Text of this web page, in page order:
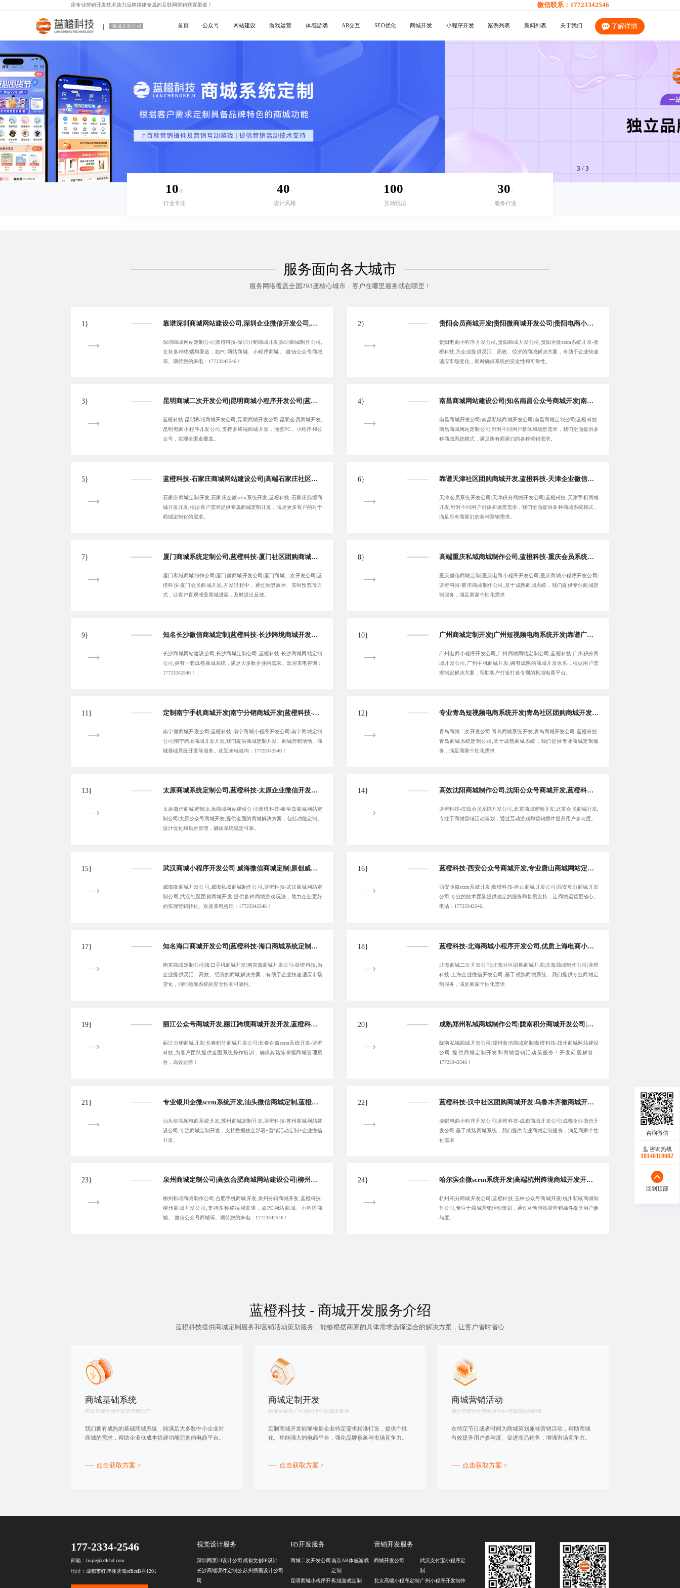
用专业营销开发技术助力品牌搭建专属的互联网营销获客渠道！ 微信联系： 17723342546
商城开发公司 首页 公众号 网站建设 游戏运营 体感游戏 AR交互 SEO优化 商城开发 小程序开发 案例列表 新闻列表 关于我们 了解详情
3 / 3
10年
行业专注
40+
设计风格
100+
互动玩法
30+
服务行业
服务面向各大城市
服务网络覆盖全国293座核心城市，客户在哪里服务就在哪里！
1} 靠谱深圳商城网站建设公司,深圳企业微信开发公司,深圳商城网站定制公司,蓝橙科技-深圳分销商城开发-专注定制
深圳商城网站定制公司|蓝橙科技-深圳分销商城开发|深圳商城制作公司,
支持多种终端和渠道，如PC网站商城、小程序商城、 微信公众号商城
等。期待您的来电：17723342546！
2} 贵阳会员商城开发|贵阳微商城开发公司|贵阳电商小程序开发公司|蓝橙科技-贵阳商城开发公司-10年经验
贵阳电商小程序开发公司,贵阳商城开发公司,贵阳企微scrm系统开发-蓝
橙科技,为企业提供灵活、高效、经济的商城解决方案，有助于企业快速
适应市场变化，同时确保系统的安全性和可靠性。
3} 昆明商城二次开发公司|昆明商城小程序开发公司|蓝橙科技-定制昆明私域商城开发公司|昆明商城开发公司-专注定制
蓝橙科技-昆明私域商城开发公司,昆明商城开发公司,昆明会员商城开发,
昆明电商小程序开发公司,支持多终端商城开发，涵盖PC、小程序和公
众号，实现全渠道覆盖。
4} 南昌商城网站建设公司|知名南昌公众号商城开发|南昌商城开发公司|蓝橙科技-南昌私域商城开发公司-实现数字化转型
南昌商城开发公司|南昌私域商城开发公司|南昌商城定制公司|蓝橙科技-
南昌商城网站定制公司,针对不同用户群体和场景需求，我们全面提供多
种商城系统模式，满足所有商家们的各种营销需求。
5} 蓝橙科技-石家庄商城网站建设公司|高端石家庄社区团购商城开发|石家庄商城定制开发|石家庄企微scrm系统开发-值得您的信赖:17723342546
石家庄商城定制开发,石家庄企微scrm系统开发,蓝橙科技-石家庄跨境商
城开发开发,根据客户需求提供专属商城定制开发，满足更多客户的对于
商城定制化的需求。
6} 靠谱天津社区团购商城开发,蓝橙科技-天津企业微信开发公司,天津会员系统开发公司,天津积分商城开发公司-提供长期性服务
天津会员系统开发公司|天津积分商城开发公司|蓝橙科技-天津手机商城
开发,针对不同用户群体和场景需求，我们全面提供多种商城系统模式，
满足所有商家们的各种营销需求。
7} 厦门商城系统定制公司,蓝橙科技-厦门社区团购商城开发,高端厦门私域商城制作公司,厦门微商城开发公司-服务性价比高
厦门私域商城制作公司|厦门微商城开发公司|厦门商城二次开发公司|蓝
橙科技-厦门会员商城开发,开发过程中，通过原型展示、实时预览等方
式，让客户直观感受商城进展，及时提出反馈。
8} 高端重庆私域商城制作公司,蓝橙科技-重庆会员系统开发公司,重庆微信商城定制-助力品牌高效发展
重庆微信商城定制|重庆电商小程序开发公司|重庆商城小程序开发公司|
蓝橙科技-重庆商城制作公司,基于成熟商城系统，我们提供专业商城定
制服务，满足商家个性化需求
9} 知名长沙微信商城定制|蓝橙科技-长沙跨境商城开发开发|长沙商城网站建设公司
长沙商城网站建设公司,长沙商城定制公司,蓝橙科技-长沙商城网站定制
公司,拥有一套成熟商城系统，满足大多数企业的需求。欢迎来电咨询：
17723342546！
10} 广州商城定制开发|广州短视频电商系统开发|靠谱广州电商小程序开发公司-蓝橙科技-一站式整包服务
广州电商小程序开发公司,广州商城网站定制公司,蓝橙科技-广州积分商
城开发公司,广州手机商城开发,拥有成熟的商城开发体系，根据用户需
求制定解决方案，帮助客户打造打造专属的私域电商平台。
11} 定制南宁手机商城开发|南宁分销商城开发|蓝橙科技-南宁微商城开发公司|南宁商城小程序开发公司-提供专属服务
南宁微商城开发公司|蓝橙科技-南宁商城小程序开发公司|南宁商城定制
公司|南宁跨境商城开发开发,我们提供商城定制开发、商城营销活动、商
城基础系统开发等服务。欢迎来电咨询：17723342546！
12} 专业青岛短视频电商系统开发|青岛社区团购商城开发|青岛商城二次开发公司|蓝橙科技-青岛商城系统开发-10年经验
青岛商城二次开发公司,青岛商城系统开发,青岛商城开发公司,蓝橙科技-
青岛商城系统定制公司,基于成熟商城系统，我们提供专业商城定制服
务，满足商家个性化需求
13} 太原商城系统定制公司,蓝橙科技-太原企业微信开发公司,专业太原微信商城定制,太原商城网站建设公司-稳定可靠专业
太原微信商城定制|太原商城网站建设公司|蓝橙科技-秦皇岛商城网站定
制公司|太原公众号商城开发,提供全面的商城解决方案，包括功能定制、
设计优化和后台管理，确保系统稳定可靠。
14} 高效沈阳商城制作公司,沈阳公众号商城开发,蓝橙科技-沈阳会员系统开发公司,北京商城定制开发-致力于合作共赢
蓝橙科技-沈阳会员系统开发公司,北京商城定制开发,北京会员商城开发,
专注于商城营销活动策划，通过互动游戏和营销插件提升用户参与度。
15} 武汉商城小程序开发公司|威海微信商城定制|原创威海微商城开发公司-蓝橙科技-欢迎来电:17723342546
威海微商城开发公司,威海私域商城制作公司,蓝橙科技-武汉商城网站定
制公司,武汉社区团购商城开发,提供多种商城游戏玩法，助力企业更好
的实现营销转化。欢迎来电咨询：17723342546！
16} 蓝橙科技-西安公众号商城开发,专业唐山商城网站定制公司,西安企微scrm系统开发,唐山商城开发公司-服务高效
西安企微scrm系统开发|蓝橙科技-唐山商城开发公司|西安积分商城开发
公司,专业的技术团队提供稳定的服务和售后支持，让商城运营更省心。
电话：17723342546。
17} 知名海口商城开发公司|蓝橙科技-海口商城系统定制公司|南京商城定制公司-服务全国客户
南京商城定制公司|海口手机商城开发|南京微商城开发公司-蓝橙科技,为
企业提供灵活、高效、经济的商城解决方案，有助于企业快速适应市场
变化，同时确保系统的安全性和可靠性。
18} 蓝橙科技-北海商城小程序开发公司,优质上海电商小程序开发公司,北海商城二次开发公司,北海社区团购商城开发-助力品牌高效发展
北海商城二次开发公司|北海社区团购商城开发|北海商城制作公司|蓝橙
科技-上海企业微信开发公司,基于成熟商城系统，我们提供专业商城定
制服务，满足商家个性化需求
19} 丽江公众号商城开发,丽江跨境商城开发开发,蓝橙科技-专注丽江分销商城开发,长春积分商城开发公司-10年经验
丽江分销商城开发|长春积分商城开发公司|长春企微scrm系统开发-蓝橙
科技,为客户团队提供全面系统操作培训，确保其熟练掌握商城管理后
台，高效运营！
20} 成熟郑州私域商城制作公司|陇南积分商城开发公司|陇南私域商城开发公司-蓝橙科技-欢迎来电:17723342546
陇南私域商城开发公司|郑州微信商城定制|蓝橙科技-郑州商城网站建设
公司,提供商城定制开发和商城营销活动策服务！开发问题解答：
17723342546！
21} 专业银川企微scrm系统开发,汕头微信商城定制,蓝橙科技-汕头短视频电商系统开发,苏州商城定制开发-确保长期稳定运行
汕头短视频电商系统开发,苏州商城定制开发,蓝橙科技-苏州商城网站建
设公司,专注商城定制开发，支持数据独立部署+营销活动定制+企业微信
开发。
22} 蓝橙科技-汉中社区团购商城开发|乌鲁木齐微商城开发公司|高效成都电商小程序开发公司-提供专属服务
成都电商小程序开发公司|蓝橙科技-成都商城开发公司|成都企业微信开
发公司,基于成熟商城系统，我们提供专业商城定制服务，满足商家个性
化需求
23} 泉州商城定制公司|高效合肥商城网站建设公司|柳州私域商城制作公司|蓝橙科技-合肥手机商城开发-10年经验
柳州私域商城制作公司,合肥手机商城开发,泉州分销商城开发,蓝橙科技-
柳州商城开发公司,支持多种终端和渠道，如PC网站商城、小程序商
城、 微信公众号商城等。期待您的来电：17723342546！
24} 哈尔滨企微scrm系统开发|高端杭州跨境商城开发开发|杭州积分商城开发公司|蓝橙科技-玉林公众号商城开发-服务高效
杭州积分商城开发公司|蓝橙科技-玉林公众号商城开发|杭州私域商城制
作公司,专注于商城营销活动策划，通过互动游戏和营销插件提升用户参
与度。
蓝橙科技 - 商城开发服务介绍
蓝橙科技提供商城定制服务和营销活动策划服务，能够根据商家的具体需求选择适合的解决方案，让客户省时省心
商城基础系统
有效实现全网全渠道营销推广
我们拥有成熟的基础商城系统，能满足大多数中小企业对
商城的需求，帮助企业低成本搭建功能完备的电商平台。
点击获取方案 >
商城定制开发
确保目标客户引流到企业私域流量池
定制商城开发能够根据企业特定需求精准打造，提供个性
化、功能强大的电商平台，强化品牌形象与市场竞争力。
点击获取方案 >
商城营销活动
通过营销活动有效促活并增加商品的销量
在特定节日或者时间为商城策划趣味营销活动，帮助商城
有效提升用户参与度、促进商品销售，增强市场竞争力。
点击获取方案 >
咨询热线
18140119082
回到顶部
177-2334-2546
邮箱：liujie@cdlchd.com
地址：成都市红牌楼蓝海officeB座1201
视觉设计服务
深圳网页UI设计公司 成都文创IP设计
长沙高端课件定制公
司
苏州插画设计公司
H5开发服务
商城二次开发公司 南京AR体感游戏
定制
昆明商城小程序开私域游戏定制
营销开发服务
商城开发公司
武汉支付宝小程序定
制
北京高端小程序定制 广州小程序开发制作